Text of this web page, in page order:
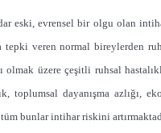
eski, evrensel bir olgu olan
tepki veren normal bireylerden
olmak üzere çeşitli ruhsal
toplumsal dayanışma
bunlar intihar riskini